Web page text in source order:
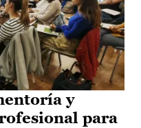
y
para